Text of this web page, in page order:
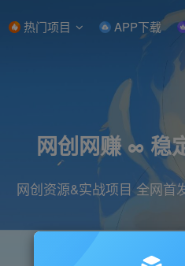
热门项目 APP下载
网创网赚 ∞ 稳
网创资源&实战项目 全网首